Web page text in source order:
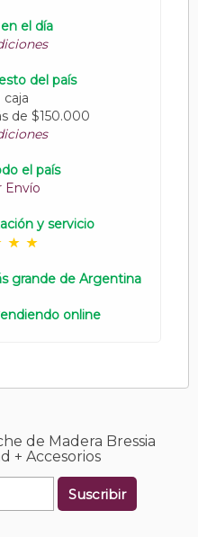
el día
del país
caja
de $150.000
el país
Envío
y servicio
grande de Argentina
online
de Madera Bressia
+ Accesorios
Suscribir